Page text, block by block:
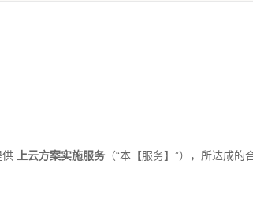
供 上云方案实施服务 （“本【服务】 ”），所达成的